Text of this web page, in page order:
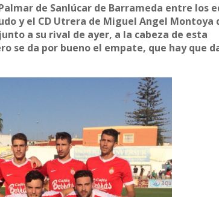
de Sanlúcar de Barrameda entre los
y el CD Utrera de Miguel Angel Montoya
a su rival de ayer, a la cabeza de esta
se da por bueno el empate, que hay que